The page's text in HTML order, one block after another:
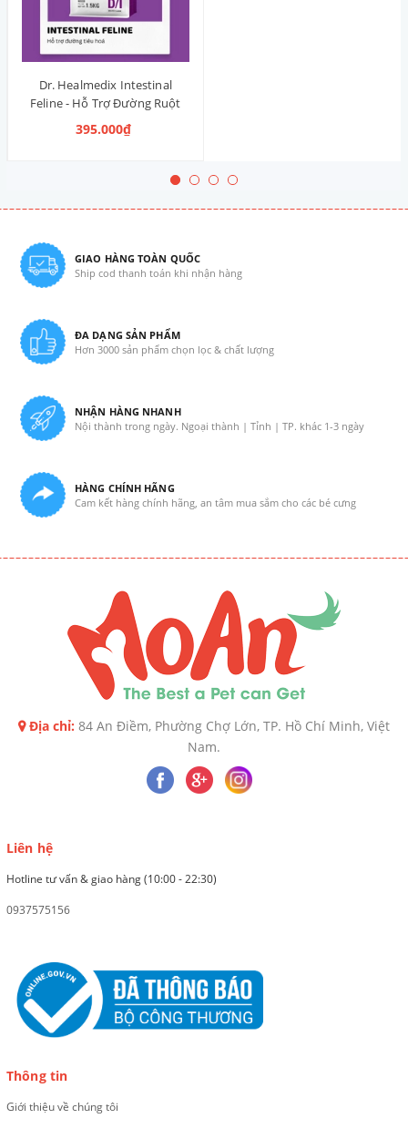
Dr. Healmedix Intestinal
Feline - Hỗ Trợ Đường Ruột
cho Mèo 1.5kg
395.000₫
GIAO HÀNG TOÀN QUỐC
Ship cod thanh toán khi nhận hàng
ĐA DẠNG SẢN PHẨM
Hơn 3000 sản phẩm chọn lọc & chất lượng
NHẬN HÀNG NHANH
Nội thành trong ngày. Ngoại thành | Tỉnh | TP. khác 1-3 ngày
HÀNG CHÍNH HÃNG
Cam kết hàng chính hãng, an tâm mua sắm cho các bé cưng
Địa chỉ: 84 An Điềm, Phường Chợ Lớn, TP. Hồ Chí Minh, Việt
Nam.
Liên hệ
Hotline tư vấn & giao hàng (10:00 - 22:30)
0937575156
Thông tin
Giới thiệu về chúng tôi